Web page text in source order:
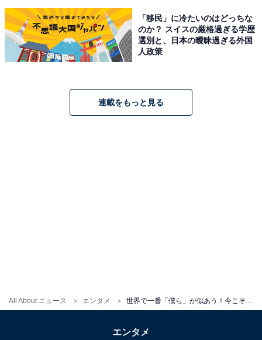
All About ニュース エンタメ
2002年発売の「Drink!Smap!」も佐藤可士和のデザイン
「僕ら」は見た目の若さではなく、心の若さが表れた一
「移民」に冷たいのはどっちな
のか？ スイスの厳格過ぎる学歴
選別と、日本の曖昧過ぎる外国
人政策
連載をもっと見る
エンタメ